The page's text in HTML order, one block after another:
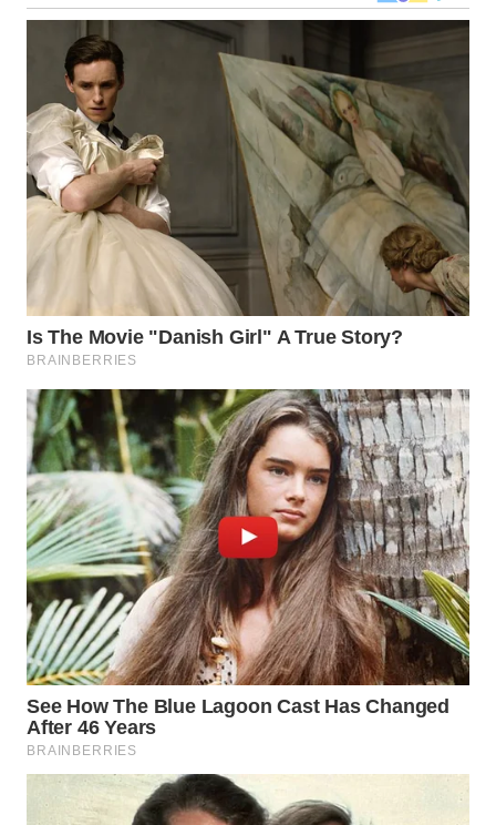
NUSANTARA
WN
JOGJA
WN
JATIM
WN
WN
KALTENG
WN
KALTARA
WN
KALSEL
WN
KALTIM
SULSEL